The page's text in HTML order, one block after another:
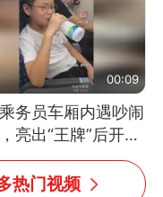
00:09
务员车厢内遇吵闹
亮出“王牌”后开启
音
热门视频